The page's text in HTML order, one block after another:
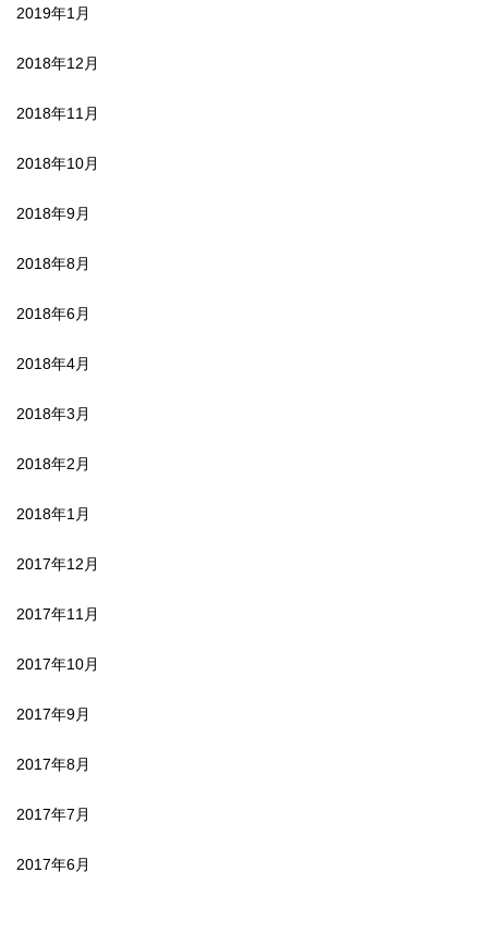
2019年1月
2018年12月
2018年11月
2018年10月
2018年9月
2018年8月
2018年6月
2018年4月
2018年3月
2018年2月
2018年1月
2017年12月
2017年11月
2017年10月
2017年9月
2017年8月
2017年7月
2017年6月